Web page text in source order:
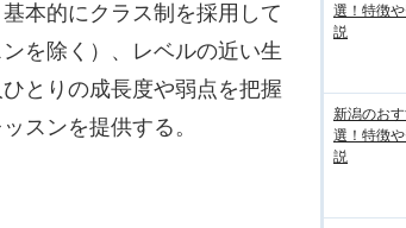
本的にクラス制を採用して
を除く）、レベルの近い生
とりの成長度や弱点を把握
スンを提供する。
選！特徴
説
新潟のお
選！特徴
説